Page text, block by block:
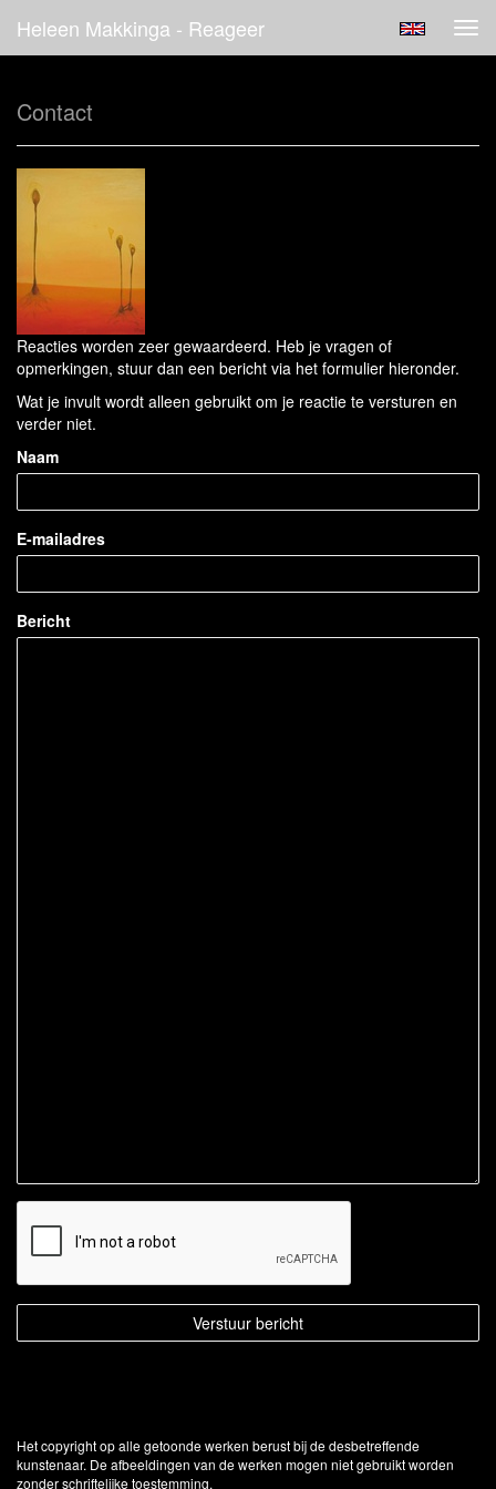
Heleen Makkinga - Reageer
Contact
Reacties worden zeer gewaardeerd. Heb je vragen of
opmerkingen, stuur dan een bericht via het formulier hieronder.
Wat je invult wordt alleen gebruikt om je reactie te versturen en
verder niet.
Naam
E-mailadres
Bericht
Het copyright op alle getoonde werken berust bij de desbetreffende
kunstenaar. De afbeeldingen van de werken mogen niet gebruikt worden
zonder schriftelijke toestemming.